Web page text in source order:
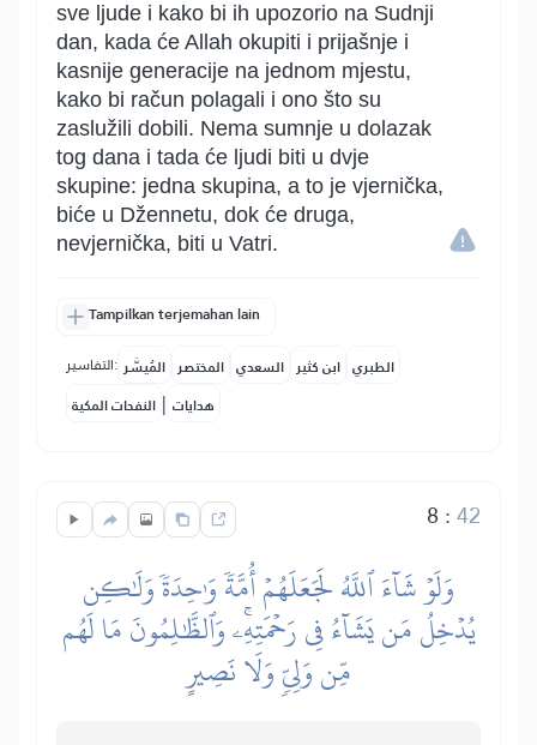
sve ljude i kako bi ih upozorio na Sudnji
dan, kada će Allah okupiti i prijašnje i
kasnije generacije na jednom mjestu,
kako bi račun polagali i ono što su
zaslužili dobili. Nema sumnje u dolazak
tog dana i tada će ljudi biti u dvje
skupine: jedna skupina, a to je vjernička,
biće u Džennetu, dok će druga,
nevjernička, biti u Vatri.
Tampilkan terjemahan lain
التفاسير: المُيسَّر المختصر السعدي ابن كثير الطبري
النفحات المكية | هدايات
8 :42
وَلَوۡ شَآءَ ٱللَّهُ لَجَعَلَهُمۡ أُمَّةٗ وَٰحِدَةٗ وَلَٰكِن
يُدۡخِلُ مَن يَشَآءُ فِي رَحۡمَتِهِۦۚ وَٱلظَّٰلِمُونَ مَا لَهُم
مِّن وَلِيّٖ وَلَا نَصِيرٍ